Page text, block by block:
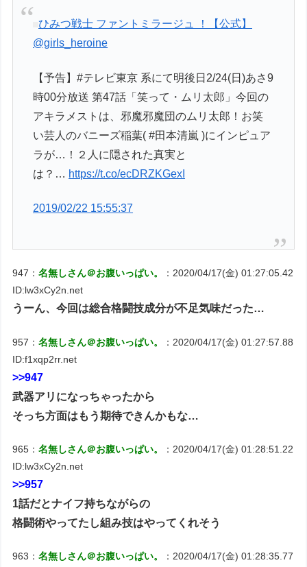
ひみつ戦士 ファントミラージュ ！【公式】
@girls_heroine
【予告】#テレビ東京 系にて明後日2/24(日)あさ9
時00分放送 第47話「笑って・ムリ太郎」今回の
アキラメストは、邪魔邪魔団のムリ太郎！お笑
い芸人のバニーズ稲葉( #田本清嵐 )にインピュア
ラが…！２人に隠された真実と
は？… https://t.co/ecDRZKGexI
2019/02/22 15:55:37
947：名無しさん＠お腹いっぱい。
：2020/04/17(金) 01:27:05.42
ID:lw3xCy2n.net
うーん、今回は総合格闘技成分が不足気味だった…
957：名無しさん＠お腹いっぱい。
：2020/04/17(金) 01:27:57.88
ID:f1xqp2rr.net
>>947
武器アリになっちゃったから
そっち方面はもう期待できんかもな…
965：名無しさん＠お腹いっぱい。
：2020/04/17(金) 01:28:51.22
ID:lw3xCy2n.net
>>957
1話だとナイフ持ちながらの
格闘術やってたし組み技はやってくれそう
963：名無しさん＠お腹いっぱい。
：2020/04/17(金) 01:28:35.77